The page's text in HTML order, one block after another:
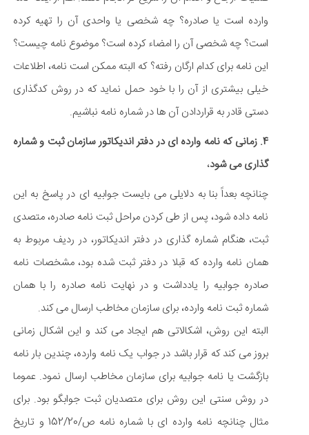
وارده است یا صادره؟ چه شخصی یا واحدی آن را تهیه کرده
است؟ چه شخصی آن را امضاء کرده است؟ موضوع نامه چیست؟
این نامه برای کدام ارگان رفته؟ که البته ممکن است نامه، اطلاعات
خیلی بیشتری از آن را با خود حمل نماید که در روش کدگذاری
دستی قادر به قراردادن آن ها در شماره نامه نباشیم.
4. زمانی که نامه وارده ای در دفتر اندیکاتور سازمان ثبت و شماره
گذاری می شود،
چنانچه بعداً بنا به دلایلی می بایست جوابیه ای در پاسخ به این
نامه داده شود، پس از طی کردن مراحل ثبت نامه صادره، متصدی
ثبت، هنگام شماره گذاری در دفتر اندیکاتور، در ردیف مربوط به
همان نامه وارده که قبلا در دفتر ثبت شده بود، مشخصات نامه
صادره جوابیه را یادداشت و در نهایت نامه صادره را با همان
شماره ثبت نامه وارده، برای سازمان مخاطب ارسال می کند.
البته این روش، اشکالاتی هم ایجاد می کند و این اشکال زمانی
بروز می کند که قرار باشد در جواب یک نامه وارده، چندین بار نامه
بازگشت یا نامه جوابیه برای سازمان مخاطب ارسال نمود. عموما
در روش سنتی این روش برای متصدیان ثبت جوابگو بود. برای
مثال چنانچه نامه وارده ای با شماره نامه ص/152/20 و تاریخ